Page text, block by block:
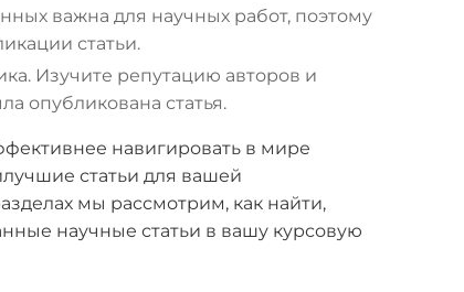
важна для научных работ, поэтому
статьи.
Изучите репутацию авторов и
опубликована статья.
навигировать в мире
статьи для вашей
мы рассмотрим, как найти,
научные статьи в вашу курсовую